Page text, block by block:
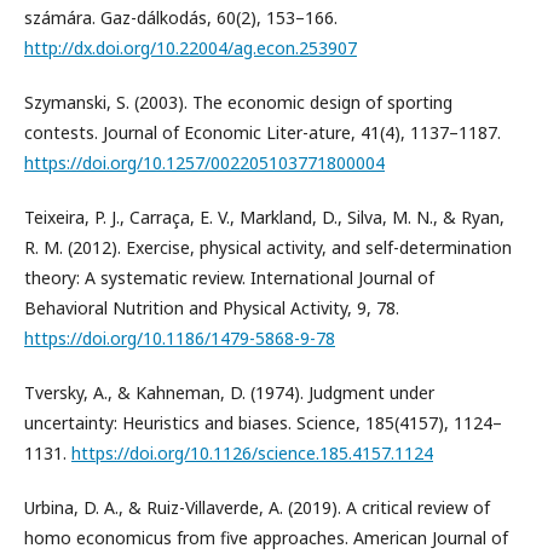
számára. Gaz-dálkodás, 60(2), 153–166.
http://dx.doi.org/10.22004/ag.econ.253907
Szymanski, S. (2003). The economic design of sporting
contests. Journal of Economic Liter-ature, 41(4), 1137–1187.
https://doi.org/10.1257/002205103771800004
Teixeira, P. J., Carraça, E. V., Markland, D., Silva, M. N., & Ryan,
R. M. (2012). Exercise, physical activity, and self-determination
theory: A systematic review. International Journal of
Behavioral Nutrition and Physical Activity, 9, 78.
https://doi.org/10.1186/1479-5868-9-78
Tversky, A., & Kahneman, D. (1974). Judgment under
uncertainty: Heuristics and biases. Science, 185(4157), 1124–
1131. https://doi.org/10.1126/science.185.4157.1124
Urbina, D. A., & Ruiz-Villaverde, A. (2019). A critical review of
homo economicus from five approaches. American Journal of